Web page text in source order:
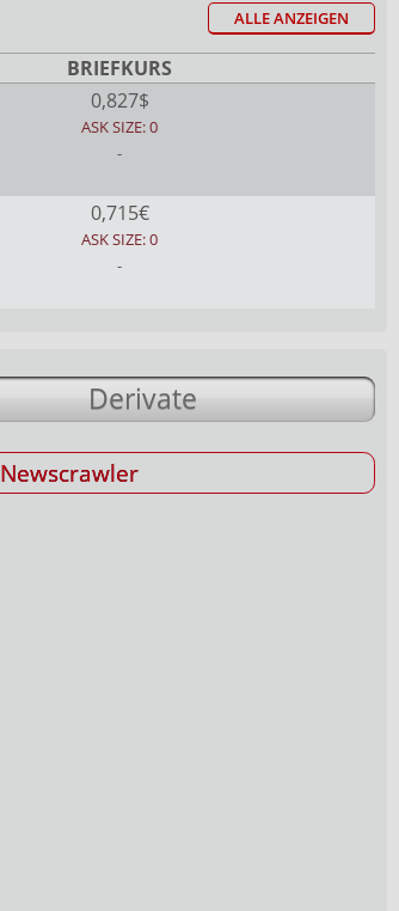
ALLE ANZEIGEN
BRIEFKURS
0,827$
ASK SIZE: 0
-
0,715€
ASK SIZE: 0
-
Derivate
Newscrawler